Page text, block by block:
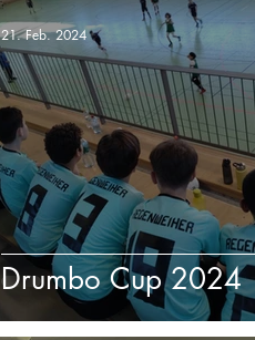
Drumbo Cup 2024
21. Feb. 2024